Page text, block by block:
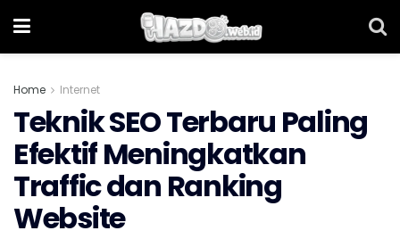
Home Internet
Teknik SEO Terbaru Paling
Efektif Meningkatkan
Traffic dan Ranking
Website